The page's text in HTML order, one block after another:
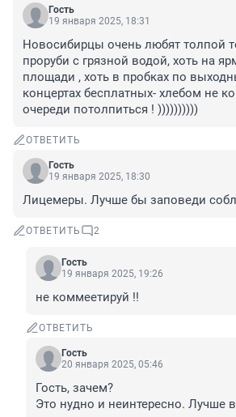
Гость
19 января 2025, 18:31
Новосибирцы очень любят толпой
проруби с грязной водой, хоть на
площади , хоть в пробках по
концертах бесплатных- хлебом не
очереди потолпиться ! ))))))))))
ОТВЕТИТЬ
Гость
19 января 2025, 18:30
Лицемеры. Лучше бы заповеди
ОТВЕТИТЬ 2
Гость
19 января 2025, 19:26
не коммеетируй !!
ОТВЕТИТЬ
Гость
20 января 2025, 05:46
Гость, зачем?
Это нудно и неинтересно. Лучше